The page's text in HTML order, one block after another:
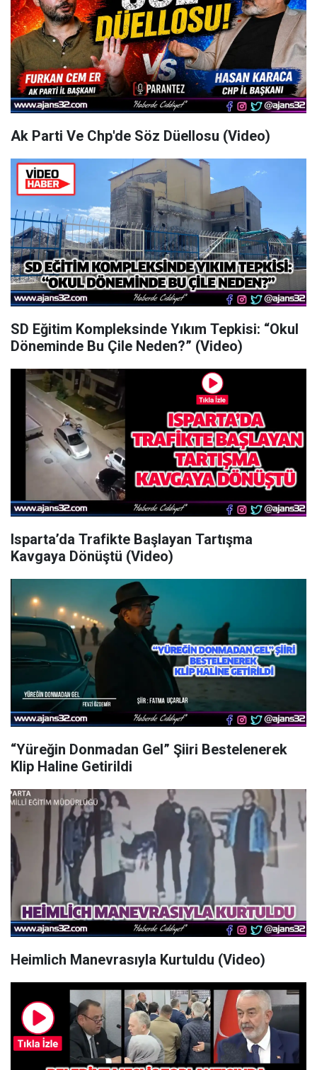
Ak Parti Ve Chp'de Söz Düellosu (Video)
SD Eğitim Kompleksinde Yıkım Tepkisi: “Okul
Döneminde Bu Çile Neden?” (Video)
Isparta’da Trafikte Başlayan Tartışma
Kavgaya Dönüştü (Video)
“Yüreğin Donmadan Gel” Şiiri Bestelenerek
Klip Haline Getirildi
Heimlich Manevrasıyla Kurtuldu (Video)